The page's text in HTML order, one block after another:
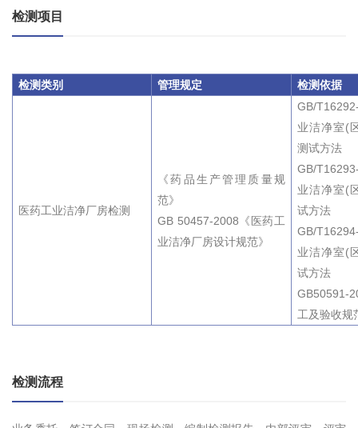
检测项目
检测类别 管理规定 检测依据
医药工业洁净厂房检测
《药品生产管理质量规
范》
GB 50457-2008《医药工
业洁净厂房设计规范》
GB/
业洁净室(
测试方法
GB/
业洁净室(
试方法
GB/
业洁净室(
试方法
GB50591-
工及验收规
检测流程